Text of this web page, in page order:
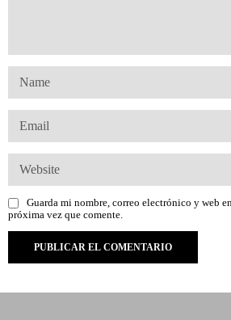
Guarda mi nombre, correo electrónico y web
próxima vez que comente.